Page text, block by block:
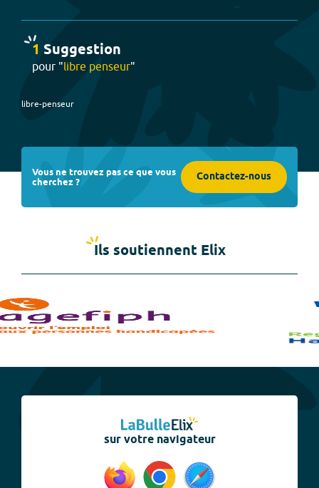
1 Suggestion
pour "libre penseur"
libre-penseur
Vous ne trouvez pas ce que vous
cherchez ? Contactez-nous
Ils soutiennent Elix
sur votre navigateur